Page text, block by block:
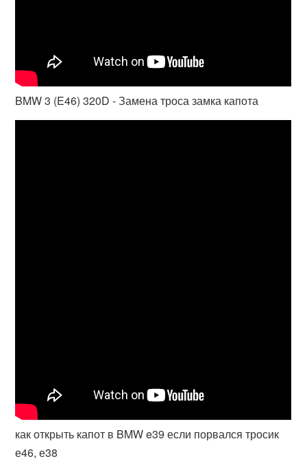
BMW 3 (E46) 320D - Замена троса замка капота
как открыть капот в BMW e39 если порвался тросик
е46, е38